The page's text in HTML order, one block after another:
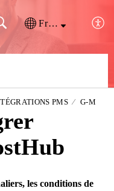
Français (France)
PMS G-M
les conditions de